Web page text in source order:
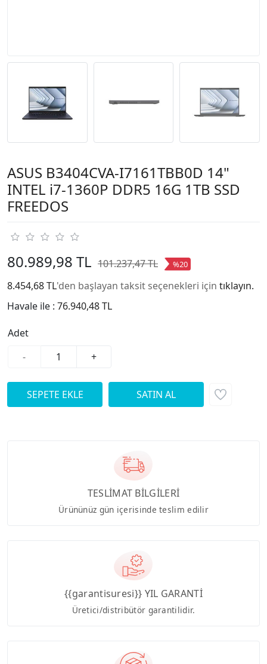
ASUS B3404CVA-I7161TBB0D 14"
INTEL i7-1360P DDR5 16G 1TB SSD
FREEDOS
80.989,98 TL 101.237,47 TL %20
8.454,68 TL'den başlayan taksit seçenekleri için tıklayın.
Havale ile : 76.940,48 TL
Adet
-
+
TESLİMAT BİLGİLERİ
Ürününüz gün içerisinde teslim edilir
{{garantisuresi}} YIL GARANTİ
Üretici/distribütör garantilidir.